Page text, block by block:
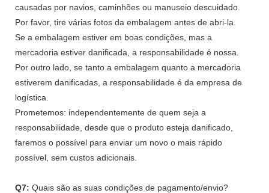
causadas por navios, caminhões ou manuseio descuidado.
Por favor, tire várias fotos da embalagem antes de abri-la.
Se a embalagem estiver em boas condições, mas a
mercadoria estiver danificada, a responsabilidade é nossa.
Por outro lado, se tanto a embalagem quanto a mercadoria
estiverem danificadas, a responsabilidade é da empresa de
logística.
Prometemos: independentemente de quem seja a
responsabilidade, desde que o produto esteja danificado,
faremos o possível para enviar um novo o mais rápido
possível, sem custos adicionais.
Q7: Quais são as suas condições de pagamento/envio?